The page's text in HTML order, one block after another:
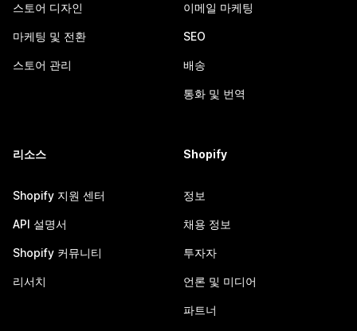
스토어 디자인
마케팅 및 전환
스토어 관리
이메일 마케팅
SEO
배송
통화 및 번역
리소스
Shopify 지원 센터
API 설명서
Shopify 커뮤니티
리서치
Shopify
정보
채용 정보
투자자
언론 및 미디어
파트너